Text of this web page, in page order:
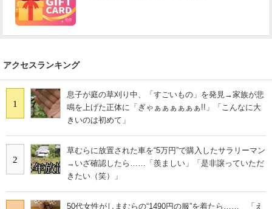
アクセスランキング
1
息子が庭の草刈り中、「すごいもの」を発見→家族が悲
鳴を上げた正体に「ぎゃぁぁぁぁぁぁ!!」「こんなに大
きいのは初めて」
2
草むらに放置された車を“5万円”で購入したサラリーマン
→いざ確認したら……「羨ましい」「是非譲っていただ
きたい（笑）」
50代女性がしまむらの“1490円の服”を着たら…… 「え